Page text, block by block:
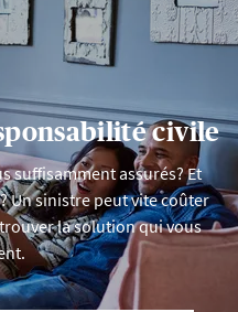
civile
suffisamment assurés? Et
Un sinistre peut vite coûter
la solution qui vous